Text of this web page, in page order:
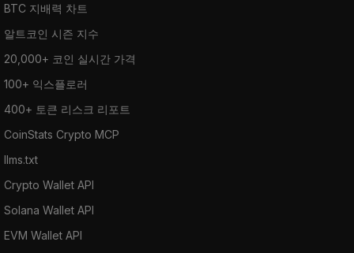
BTC 지배력 차트
알트코인 시즌 지수
20,000+ 코인 실시간 가격
100+ 익스플로러
400+ 토큰 리스크 리포트
CoinStats Crypto MCP
llms.txt
Crypto Wallet API
Solana Wallet API
EVM Wallet API